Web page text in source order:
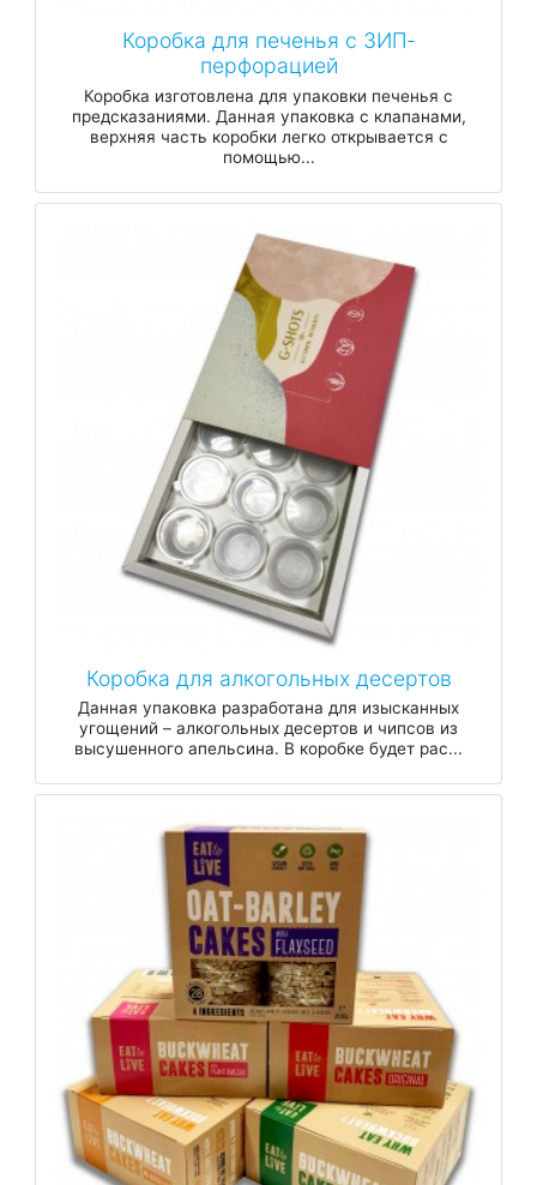
Коробка для печенья с ЗИП-
перфорацией
Коробка изготовлена для упаковки печенья с
предсказаниями. Данная упаковка с клапанами,
верхняя часть коробки легко открывается с
помощью...
Коробка для алкогольных десертов
Данная упаковка разработана ​​для изысканных
угощений – алкогольных десертов и чипсов из
высушенного апельсина. В коробке будет рас...